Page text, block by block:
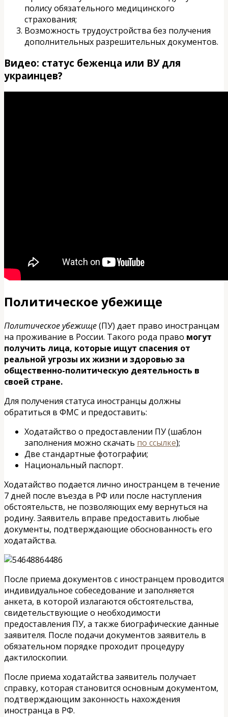
полису обязательного медицинского
страхования;
Возможность трудоустройства без получения
дополнительных разрешительных документов.
Видео: статус беженца или ВУ для
украинцев?
Политическое убежище
Политическое убежище(ПУ) дает право иностранцам
на проживание в России. Такого рода право могут
получить лица, которые ищут спасения от
реальной угрозы их жизни и здоровью за
общественно-политическую деятельность в
своей стране.
Для получения статуса иностранцы должны
обратиться в ФМС и предоставить:
Ходатайство о предоставлении ПУ (шаблон
заполнения можно скачать по ссылке);
Две стандартные фотографии;
Национальный паспорт.
Ходатайство подается лично иностранцем в течение
7 дней после въезда в РФ или после наступления
обстоятельств, не позволяющих ему вернуться на
родину. Заявитель вправе предоставить любые
документы, подтверждающие обоснованность его
ходатайства.
После приема документов с иностранцем проводится
индивидуальное собеседование и заполняется
анкета, в которой излагаются обстоятельства,
свидетельствующие о необходимости
предоставления ПУ, а также биографические данные
заявителя. После подачи документов заявитель в
обязательном порядке проходит процедуру
дактилоскопии.
После приема ходатайства заявитель получает
справку, которая становится основным документом,
подтверждающим законность нахождения
иностранца в РФ.